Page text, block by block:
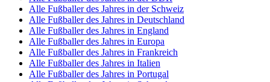
Alle Fußballer des Jahres in der Schweiz
Alle Fußballer des Jahres in Deutschland
Alle Fußballer des Jahres in England
Alle Fußballer des Jahres in Europa
Alle Fußballer des Jahres in Frankreich
Alle Fußballer des Jahres in Italien
Alle Fußballer des Jahres in Portugal